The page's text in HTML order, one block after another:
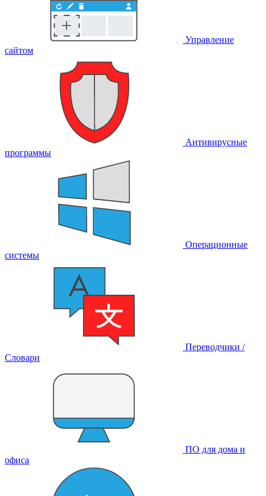
Управление
сайтом
Антивирусные
программы
Операционные
системы
Переводчики /
Словари
ПО для дома и
офиса